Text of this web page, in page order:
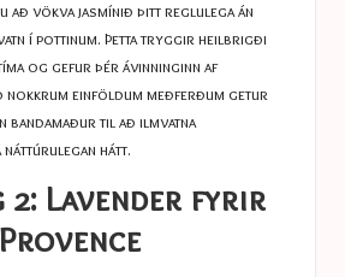
að vökva jasmínið þitt reglulega án
í pottinum. Þetta tryggir heilbrigði
og gefur þér ávinninginn af
nokkrum einföldum meðferðum getur
til að ilmvatna
náttúrulegan hátt.
2: Lavender fyrir